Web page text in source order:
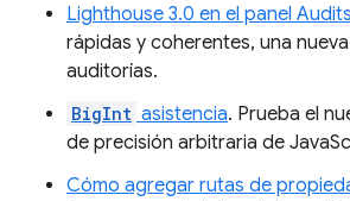
Lighthouse 3.0 en el panel Audits
rápidas y coherentes, una nueva
auditorías.
BigInt asistencia. Prueba el
de precisión arbitraria de
Cómo agregar rutas de